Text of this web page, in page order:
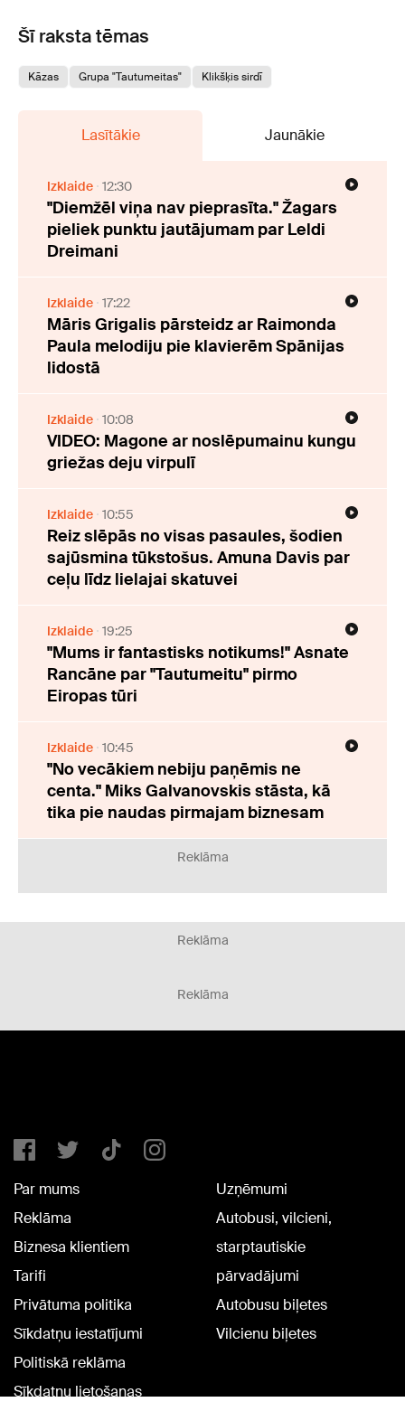
Šī raksta tēmas
Kāzas Grupa "Tautumeitas" Klikšķis sirdī
Lasītākie Jaunākie
Izklaide 12:30
"Diemžēl viņa nav pieprasīta." Žagars
pieliek punktu jautājumam par Leldi
Dreimani
Izklaide 17:22
Māris Grigalis pārsteidz ar Raimonda
Paula melodiju pie klavierēm Spānijas
lidostā
Izklaide 10:08
VIDEO: Magone ar noslēpumainu kungu
griežas deju virpulī
Izklaide 10:55
Reiz slēpās no visas pasaules, šodien
sajūsmina tūkstošus. Amuna Davis par
ceļu līdz lielajai skatuvei
Izklaide 19:25
"Mums ir fantastisks notikums!" Asnate
Rancāne par "Tautumeitu" pirmo
Eiropas tūri
Izklaide 10:45
"No vecākiem nebiju paņēmis ne
centa." Miks Galvanovskis stāsta, kā
tika pie naudas pirmajam biznesam
Reklāma
Reklāma
Reklāma
Par mums
Reklāma
Biznesa klientiem
Tarifi
Privātuma politika
Sīkdatņu iestatījumi
Politiskā reklāma
Sīkdatņu lietošanas
Uzņēmumi
Autobusi, vilcieni,
starptautiskie
pārvadājumi
Autobusu biļetes
Vilcienu biļetes